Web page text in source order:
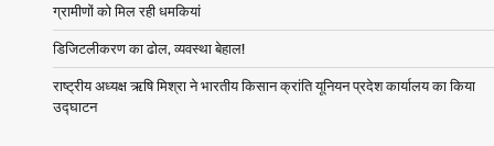
ग्रामीणों को मिल रही धमकियां
डिजिटलीकरण का ढोल, व्यवस्था बेहाल!
राष्ट्रीय अध्यक्ष ऋषि मिश्रा ने भारतीय किसान क्रांति यूनियन प्रदेश कार्यालय का किया
उद्घाटन